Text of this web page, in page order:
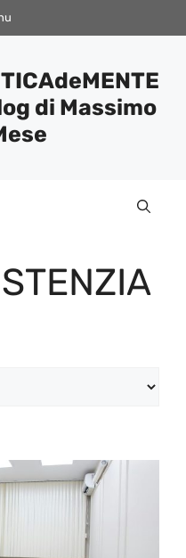
di Massimo